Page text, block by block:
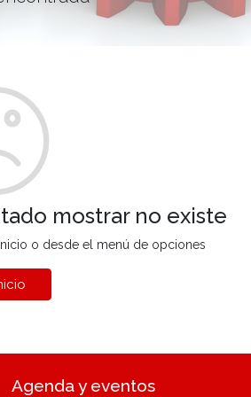
mostrar no existe
o desde el menú de opciones
Agenda y eventos